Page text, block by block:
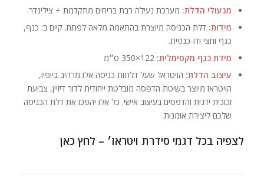
מנעולי הדלת: מערכת נעילה רבת בריחים מתקדמת + צילינדר.
מידות: דלת הכניסה מיוצרת בהתאמה מלאה לפתח. קיים ב: כנף,
כנף וחצי ודו-כנפית.
מידת כנף מקסימלית:
עיצוב הדלת: הויטראז' שעל דלתות כניסה אלו מרהיב ביופיו,
הויטראז מיוצר בשיטת הדפסה מובלטת ייחודית לדור דיזיין, צביעת
זכוכית ידנית והדפסים בעיצוב אישי. כל אלו יהפכו את דלת הכניסה
שלכם ליצירת אומנות.
לצפיה בכל דגמי סידרת ויטראז׳ – לחץ כאן